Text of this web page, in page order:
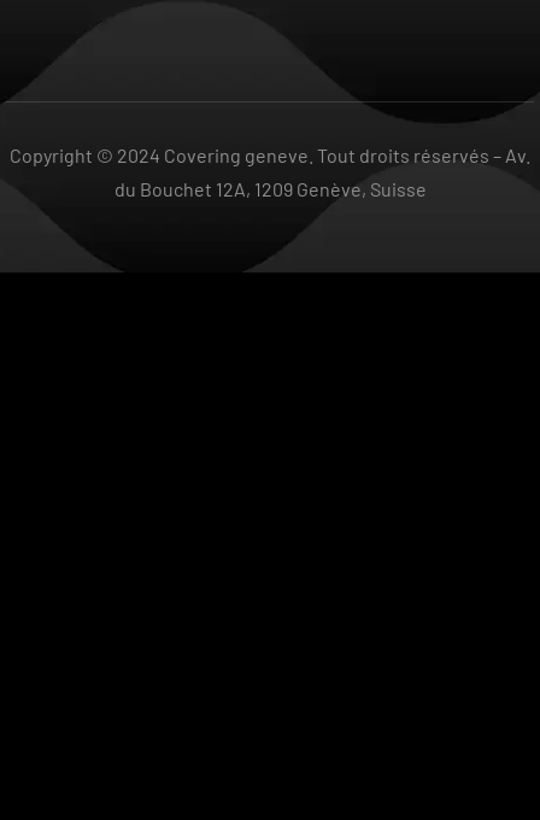
Copyright © 2024 Covering geneve. Tout droits réservés – Av.
du Bouchet 12A, 1209 Genève, Suisse